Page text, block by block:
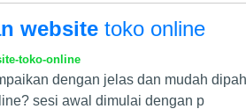
website toko online
toko-online
dengan jelas dan mudah
sesi awal dimulai dengan p